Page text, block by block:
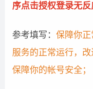
序点击授权登录无反
参考填写： 保障你
服务的正常运行，
保障你的帐号安全；